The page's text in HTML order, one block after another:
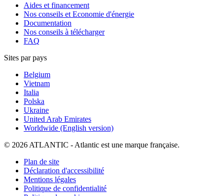
Aides et financement
Nos conseils et Economie d'énergie
Documentation
Nos conseils à télécharger
FAQ
Sites par pays
Belgium
Vietnam
Italia
Polska
Ukraine
United Arab Emirates
Worldwide (English version)
© 2026 ATLANTIC - Atlantic est une marque française.
Plan de site
Déclaration d'accessibilité
Mentions légales
Politique de confidentialité